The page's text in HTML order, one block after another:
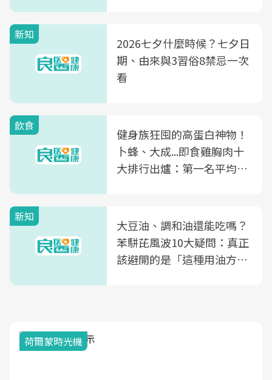
新知
2026七夕什麼時候？七夕日
期、由來與3習俗8禁忌一次
看
飲食
健身族狂囤的高蛋白神物！
卜蜂、大成...即食雞胸肉十
大排行出爐：第一名平均一
新知
大豆油、調和油還能吃嗎？
苯駢芘風波10大疑問：真正
該避開的是「這種用油方
2025健檢服務大調查